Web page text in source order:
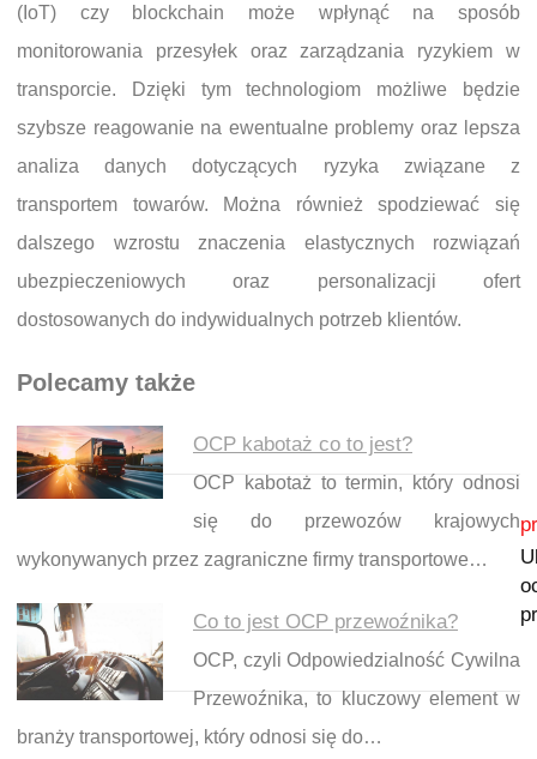
(IoT) czy blockchain może wpłynąć na sposób
monitorowania przesyłek oraz zarządzania ryzykiem w
transporcie. Dzięki tym technologiom możliwe będzie
szybsze reagowanie na ewentualne problemy oraz lepsza
analiza danych dotyczących ryzyka związane z
transportem towarów. Można również spodziewać się
dalszego wzrostu znaczenia elastycznych rozwiązań
ubezpieczeniowych oraz personalizacji ofert
dostosowanych do indywidualnych potrzeb klientów.
Polecamy także
OCP kabotaż co to jest?
OCP kabotaż to termin, który odnosi
się do przewozów krajowych
wykonywanych przez zagraniczne firmy transportowe…
Co to jest OCP przewoźnika?
OCP, czyli Odpowiedzialność Cywilna
Przewoźnika, to kluczowy element w
branży transportowej, który odnosi się do…
Nawigacja wpisu